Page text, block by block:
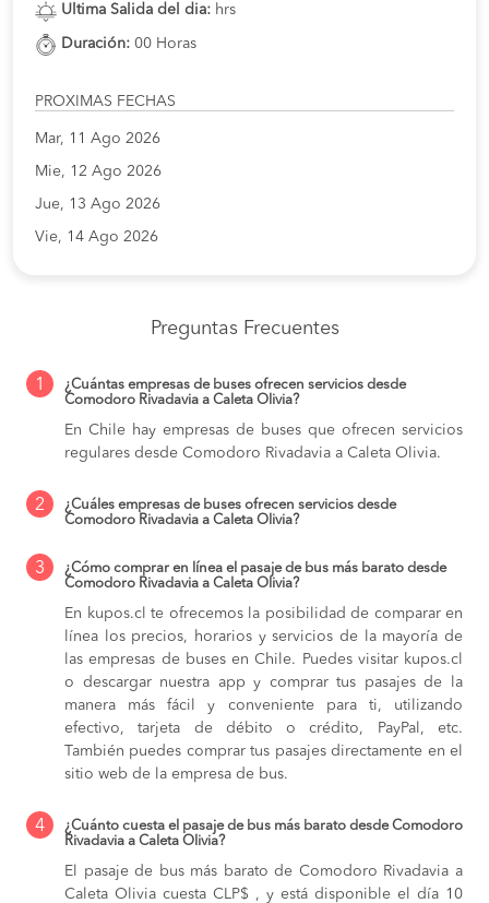
Ultima Salida del dia: hrs
Duración: 00 Horas
PROXIMAS FECHAS
Mar, 11 Ago 2026
Mie, 12 Ago 2026
Jue, 13 Ago 2026
Vie, 14 Ago 2026
Preguntas Frecuentes
1
¿Cuántas empresas de buses ofrecen servicios desde
Comodoro Rivadavia a Caleta Olivia?
En Chile hay empresas de buses que ofrecen servicios
regulares desde Comodoro Rivadavia a Caleta Olivia.
2
¿Cuáles empresas de buses ofrecen servicios desde
Comodoro Rivadavia a Caleta Olivia?
3
¿Cómo comprar en línea el pasaje de bus más barato desde
Comodoro Rivadavia a Caleta Olivia?
En kupos.cl te ofrecemos la posibilidad de comparar en
línea los precios, horarios y servicios de la mayoría de
las empresas de buses en Chile. Puedes visitar kupos.cl
o descargar nuestra app y comprar tus pasajes de la
manera más fácil y conveniente para ti, utilizando
efectivo, tarjeta de débito o crédito, PayPal, etc.
También puedes comprar tus pasajes directamente en el
sitio web de la empresa de bus.
4
¿Cuánto cuesta el pasaje de bus más barato desde Comodoro
Rivadavia a Caleta Olivia?
El pasaje de bus más barato de Comodoro Rivadavia a
Caleta Olivia cuesta CLP$ , y está disponible el día 10